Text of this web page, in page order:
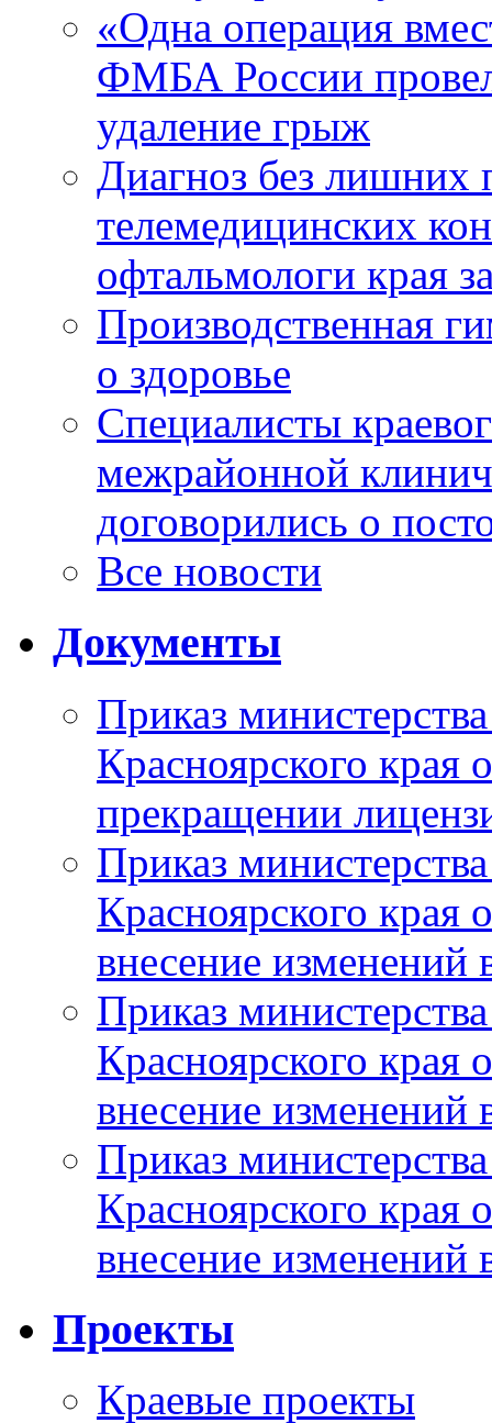
«Одна операция
ФМБА России
удаление грыж
Диагноз без лишних
телемедицинских
офтальмологи края
Производственная
о здоровье
Специалисты
межрайонной
договорились о
Все новости
Документы
Приказ
Красноярского
прекращении
Приказ
Красноярского
внесение изменений
Приказ
Красноярского
внесение изменений
Приказ
Красноярского
внесение изменений
Проекты
Краевые проекты